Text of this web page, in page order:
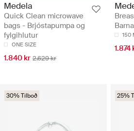
Medela
Quick Clean microwave
bags - Brjóstapumpa og
fylgihlutur
ONE SIZE
1.840 kr 2.629 kr
150
1.874
30% Tilboð 25%